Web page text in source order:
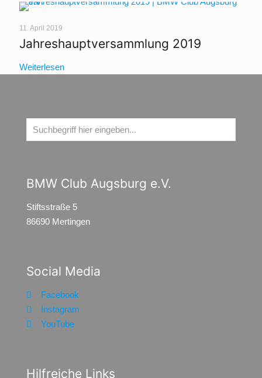
11. April 2019
Jahreshauptversammlung 2019
Weiterlesen
BMW Club Augsburg e.V.
Stiftsstraße 5
86690 Mertingen
Social Media
Facebook
Instagram
YouTube
Hilfreiche Links